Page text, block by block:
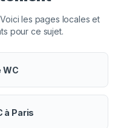
les pages locales et
pour ce sujet.
WC
à Paris